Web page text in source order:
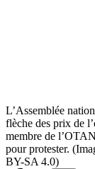
L’Assemblée
flèche des prix de
membre de
pour protester.
BY-SA 4.0)